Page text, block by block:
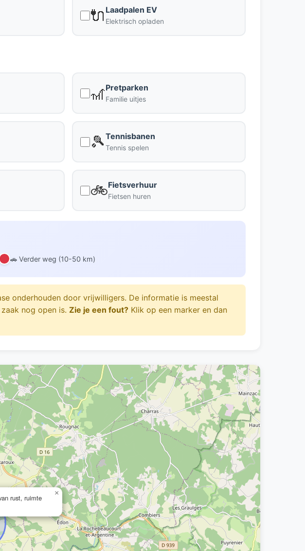
🔌 Laadpalen EV
Elektrisch opladen
🎢Pretparken
Familie uitjes
🎾Tennisbanen
Tennis spelen
🚲Fietsverhuur
Fietsen huren
🚗 Verder weg (10-50 km)
onderhouden door vrijwilligers. De informatie is meestal
nog open is. Zie je een fout? Klik op een marker en dan
rust, ruimte
×